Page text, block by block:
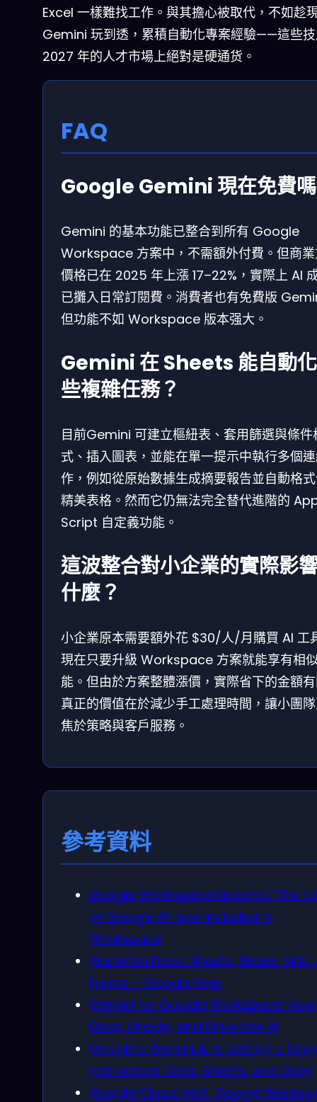
Excel 一樣難找工作。與其擔心被取代，不如趁
Gemini 玩到透，累積自動化專案經驗——這些
2027 年的人才市場上絕對是硬通货。
FAQ
Google Gemini 現在免費
Gemini 的基本功能已整合到所有 Google
Workspace 方案中，不需額外付費。但商
價格已在 2025 年上漲 17–22%，實際上 AI
已攤入日常訂閱費。消費者也有免費版
但功能不如 Workspace 版本强大。
Gemini 在 Sheets 能自動
些複雜任務？
目前Gemini 可建立樞紐表、套用篩選與條件
式、插入圖表，並能在單一提示中執行多個
作，例如從原始數據生成摘要報告並自動格
精美表格。然而它仍無法完全替代進階的
Script 自定義功能。
這波整合對小企業的實際影
什麼？
小企業原本需要額外花 $30/人/月購買 AI 工
現在只要升級 Workspace 方案就能享有相
能。但由於方案整體漲價，實際省下的金額
真正的價值在於減少手工處理時間，讓小團
焦於策略與客戶服務。
參考資料
Google Workspace Updates: The
of Google AI, now included in
Workspace
Gemini in Docs, Sheets, Slides, Vids,
Forms – Google Help
Gemini for Google Workspace: How
Docs, Sheets, and Drive Use AI
Google’s Gemini AI is getting a
role across Docs, Sheets, and Drive
Google Cloud Next: Google